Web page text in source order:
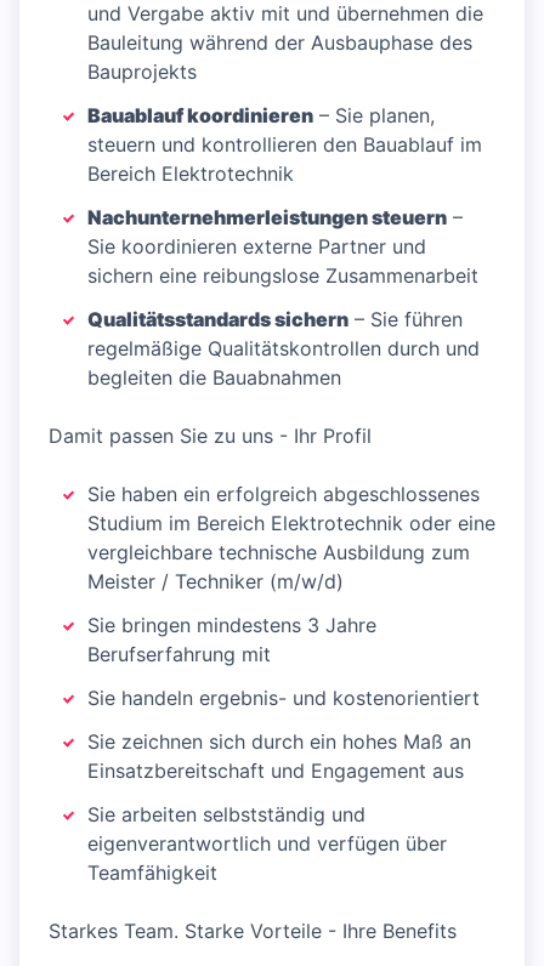
und Vergabe aktiv mit und übernehmen die
Bauleitung während der Ausbauphase des
Bauprojekts
Bauablauf koordinieren – Sie planen,
steuern und kontrollieren den Bauablauf im
Bereich Elektrotechnik
Nachunternehmerleistungen steuern –
Sie koordinieren externe Partner und
sichern eine reibungslose Zusammenarbeit
Qualitätsstandards sichern – Sie führen
regelmäßige Qualitätskontrollen durch und
begleiten die Bauabnahmen
Damit passen Sie zu uns - Ihr Profil
Sie haben ein erfolgreich abgeschlossenes
Studium im Bereich Elektrotechnik oder eine
vergleichbare technische Ausbildung zum
Meister / Techniker (m/w/d)
Sie bringen mindestens 3 Jahre
Berufserfahrung mit
Sie handeln ergebnis- und kostenorientiert
Sie zeichnen sich durch ein hohes Maß an
Einsatzbereitschaft und Engagement aus
Sie arbeiten selbstständig und
eigenverantwortlich und verfügen über
Teamfähigkeit
Starkes Team. Starke Vorteile - Ihre Benefits